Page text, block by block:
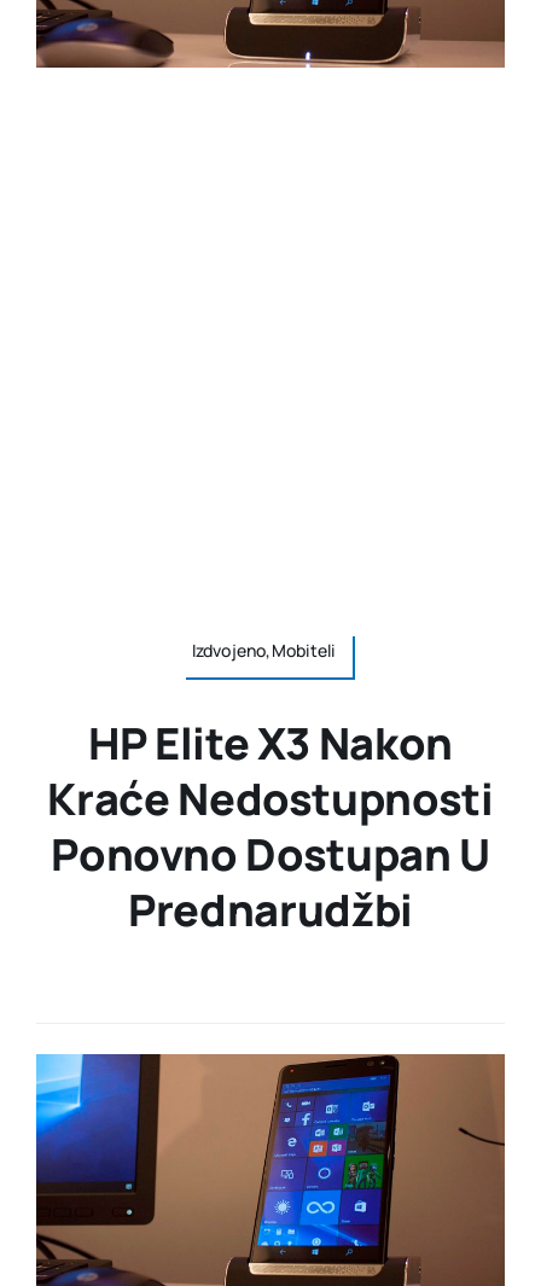
Izdvojeno,Mobiteli
HP Elite X3 Nakon
Kraće Nedostupnosti
Ponovno Dostupan U
Prednarudžbi